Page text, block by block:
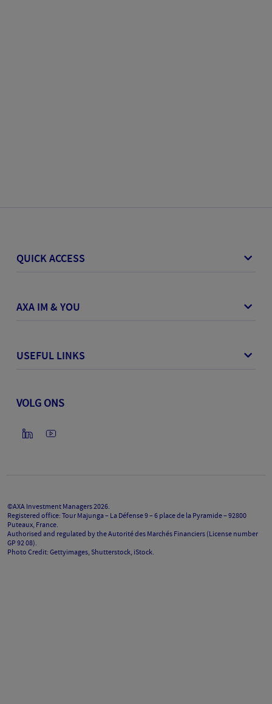
QUICK ACCESS
AXA IM & YOU
USEFUL LINKS
VOLG ONS
©AXA Investment Managers2026.
Registered office: Tour Majunga – La Défense 9 – 6 place de la Pyramide – 92800
Puteaux, France.
Authorised and regulated by the Autorité des Marchés Financiers (License number
GP 92 08).
Photo Credit: Gettyimages, Shutterstock, iStock.